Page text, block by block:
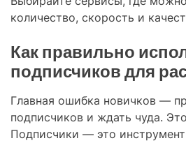
количество, скорость и
Как правильно
подписчиков для
Главная ошибка новичков —
подписчиков и ждать чуда.
Подписчики — это